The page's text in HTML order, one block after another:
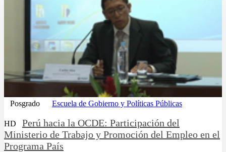
Posgrado Escuela de Gobierno y Políticas Públicas
HD
Perú hacia la OCDE: Participación del
Ministerio de Trabajo y Promoción del Empleo en el
Programa País